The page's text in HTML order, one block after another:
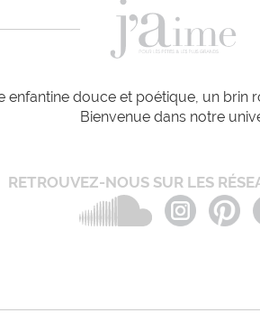
douce et poétique, un brin
Bienvenue dans notre
RETROUVEZ-NOUS SUR LES